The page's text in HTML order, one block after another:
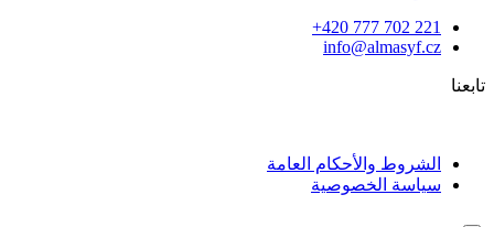
420 777 702 221+
info@almasyf.cz
تابعنا
الشروط والأحكام العامة
سياسة الخصوصية